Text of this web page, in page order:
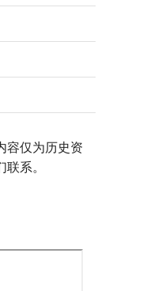
容仅为历史资
系。